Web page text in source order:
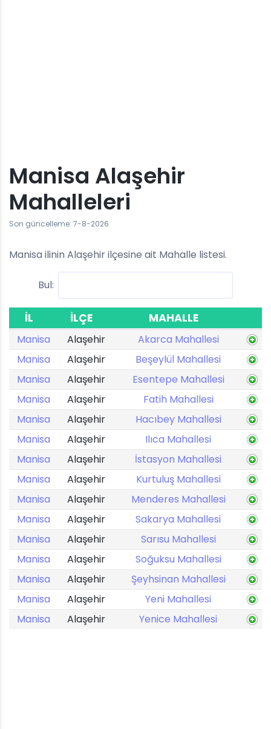
Manisa Alaşehir
Mahalleleri
Son güncelleme: 7-8-2026
Manisa ilinin Alaşehir ilçesine ait Mahalle listesi.
Bul:
İL İLÇE MAHALLE
Manisa Alaşehir
Akarca Mahallesi
Manisa
Alaşehir
Beşeylül Mahallesi
Manisa
Alaşehir
Esentepe Mahallesi
Manisa
Alaşehir
Fatih Mahallesi
Manisa
Alaşehir
Hacıbey Mahallesi
Manisa
Alaşehir
Ilıca Mahallesi
Manisa
Alaşehir
İstasyon Mahallesi
Manisa
Alaşehir
Kurtuluş Mahallesi
Manisa
Alaşehir
Menderes Mahallesi
Manisa
Alaşehir
Sakarya Mahallesi
Manisa
Alaşehir
Sarısu Mahallesi
Manisa
Alaşehir
Soğuksu Mahallesi
Manisa
Alaşehir
Şeyhsinan Mahallesi
Manisa
Alaşehir
Yeni Mahallesi
Manisa
Alaşehir Yenice Mahallesi